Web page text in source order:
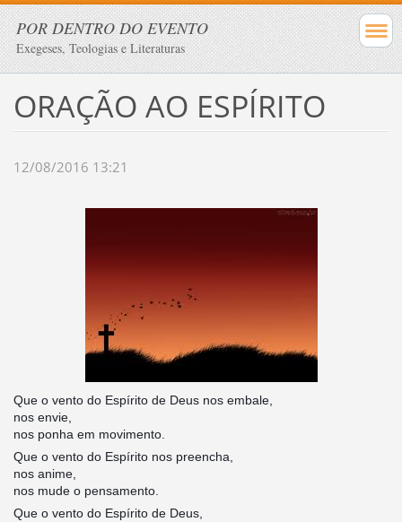
POR DENTRO DO EVENTO
Exegeses, Teologias e Literaturas
ORAÇÃO AO ESPÍRITO
12/08/2016 13:21
Que o vento do Espírito de Deus nos embale,
nos envie,
nos ponha em movimento.
Que o vento do Espírito nos preencha,
nos anime,
nos mude o pensamento.
Que o vento do Espírito de Deus,